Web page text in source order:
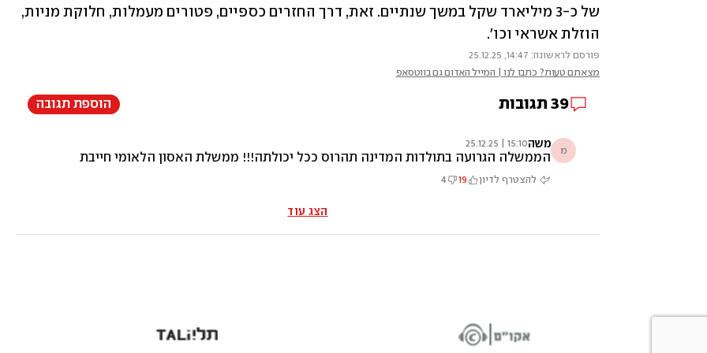
הוזלת אשראי וכו'.
פורסם לראשונה: 14:47, 25.12.25
מצאתם טעות? כתבו לנו | המייל האדום גם בווטסאפ
39 תגובות הוספת תגובה
מ משה15:10 | 25.12.25
הממשלה הגרועה בתולדות המדינה תהרוס ככל יכולתה!!! ממשלת האסון הלאומי חייבת לעוף לכל
להצטרף לדיון 19
4
הצג עוד